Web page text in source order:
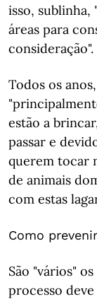
isso, sublinha,
áreas para
consideração".
Todos os
estão a
passar e
querem tocar
de animais
com estas
Como
São "vários"
processo